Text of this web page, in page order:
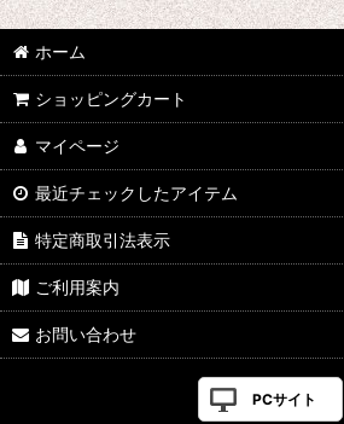
ホーム
ショッピングカート
マイページ
最近チェックしたアイテム
特定商取引法表示
ご利用案内
お問い合わせ
PCサイト